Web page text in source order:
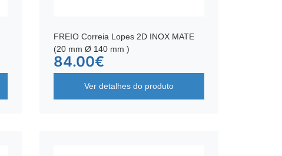
FREIO Correia Lopes 2D INOX MATE
(20 mm Ø 140 mm )
84.00€
Ver detalhes do produto